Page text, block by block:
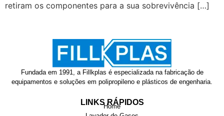
retiram os componentes para a sua sobrevivência […]
Fundada em 1991, a Fillkplas é especializada na fabricação de
equipamentos e soluções em polipropileno e plásticos de engenharia.
LINKS RÁPIDOS
Home